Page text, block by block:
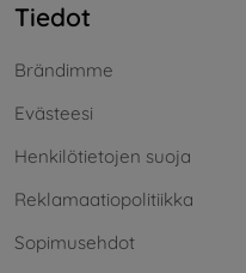
Tiedot
Brändimme
Evästeesi
Henkilötietojen suoja
Reklamaatiopolitiikka
Sopimusehdot